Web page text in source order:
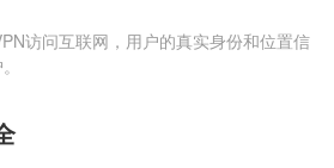
访问互联网，用户的真实身份和位置信